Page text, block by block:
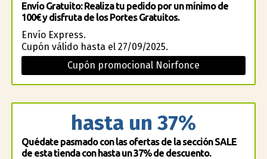
Envío Gratuito: Realiza tu pedido por un mínimo de
100€ y disfruta de los Portes Gratuitos.
Envío Express.
Cupón válido hasta el 27/09/2025.
Cupón promocional Noirfonce
hasta un 37%
Quédate pasmado con las ofertas de la sección SALE
de esta tienda con hasta un 37% de descuento.